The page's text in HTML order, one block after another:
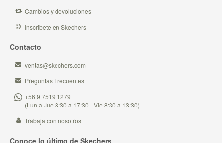
Cambios y devoluciones
Inscribete en Skechers
Contacto
ventas@skechers.com
Preguntas Frecuentes
+56 9 7519 1279
(Lun a Jue 8:30 a 17:30 - Vie 8:30 a 13:30)
Trabaja con nosotros
Conoce lo último de Skechers